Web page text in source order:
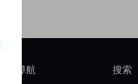
熱門導航 搜索